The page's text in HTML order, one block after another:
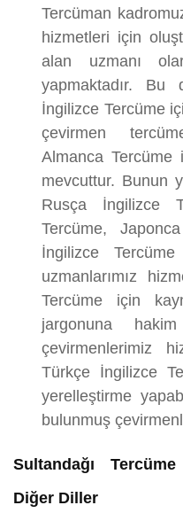
Tercüman
hizmetleri için
alan uzmanı
yapmaktadır. Bu
İngilizce Tercüme
çevirmen
Almanca Tercüme
mevcuttur. Bunun
Rusça İngilizce
Tercüme,
İngilizce
uzmanlarımız
Tercüme için
jargonuna
çevirmenlerimiz
Türkçe İngilizce
yerelleştirme
bulunmuş
Sultandağı
Diğer Diller